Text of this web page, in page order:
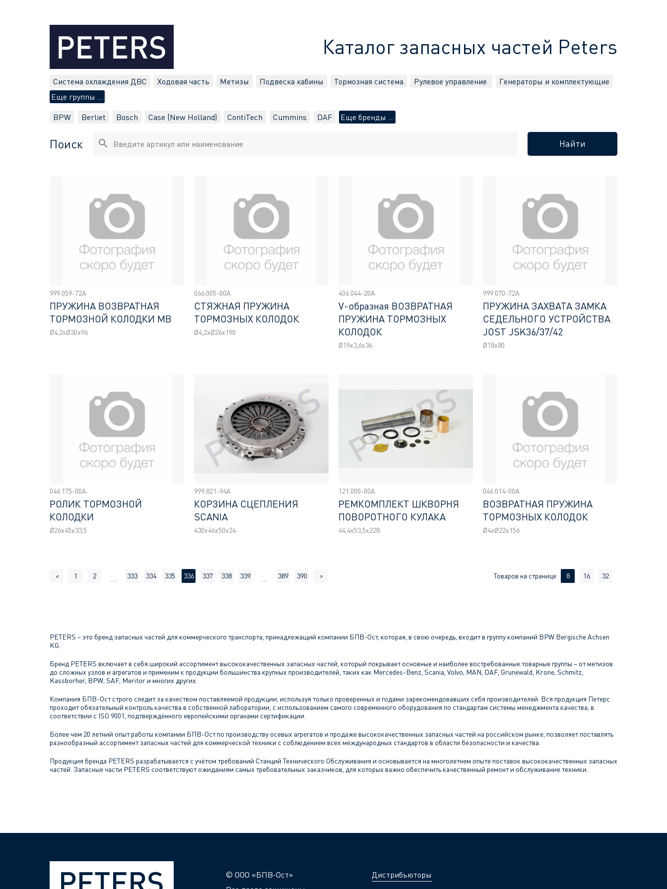
Каталог запасных частей Peters
Система охлаждения ДВС Ходовая часть Метизы Подвеска кабины Тормозная система Рулевое управление
Генераторы и комплектующие
Еще группы ...
BPW Berliet Bosch Case (New Holland) ContiTech Cummins DAF Еще бренды ...
Поиск Найти
999.059-72A
ПРУЖИНА ВОЗВРАТНАЯ
ТОРМОЗНОЙ КОЛОДКИ МВ
Ø4,2хØ30x96
066.005-00A
СТЯЖНАЯ ПРУЖИНА
ТОРМОЗНЫХ КОЛОДОК
Ø4,2xØ26x190
406.044-20A
V-образная ВОЗВРАТНАЯ
ПРУЖИНА ТОРМОЗНЫХ
КОЛОДОК
Ø19х3,6x36
999.070-72A
ПРУЖИНА ЗАХВАТА ЗАМКА
СЕДЕЛЬНОГО УСТРОЙСТВА
JOST JSK36/37/42
Ø18x80
046.175-00A
РОЛИК ТОРМОЗНОЙ
КОЛОДКИ
Ø26x45x33,5
999.821-94A
КОРЗИНА СЦЕПЛЕНИЯ
SCANIA
430x46x50x24
121.000-00A
РЕМКОМПЛЕКТ ШКВОРНЯ
ПОВОРОТНОГО КУЛАКА
44,4x53,5x228
046.014-00A
ВОЗВРАТНАЯ ПРУЖИНА
ТОРМОЗНЫХ КОЛОДОК
Ø4хØ22x156
< 1 2 333 334 335 336 337 338 339 389 390 > Товаров на странице 8 16 32
PETERS – это бренд запасных частей для коммерческого транспорта, принадлежащий компании БПВ-Ост, которая, в свою очередь, входит в группу компаний BPW Bergische Achsen
KG.
Бренд PETERS включает в себя широкий ассортимент высококачественных запасных частей, который покрывает основные и наиболее востребованные товарные группы – от метизов
до сложных узлов и агрегатов и применим к продукции большинства крупных производителей, таких как Mercedes-Benz, Scania, Volvo, MAN, DAF, Grunewald, Krone, Schmitz,
Kassborher, BPW, SAF, Meritor и многих других.
Компания БПВ-Ост строго следит за качеством поставляемой продукции, используя только проверенных и годами зарекомендовавших себя производителей. Вся продукция Петерс
проходит обязательный контроль качества в собственной лаборатории, с использованием самого современного оборудования по стандартам системы менеджмента качества, в
соответствии с ISO 9001, подтверждённого европейскими органами сертификации.
Более чем 20 летний опыт работы компании БПВ-Ост по производству осевых агрегатов и продаже высококачественных запасных частей на российском рынке, позволяет поставлять
разнообразный ассортимент запасных частей для коммерческой техники с соблюдением всех международных стандартов в области безопасности и качества.
Продукция бренда PETERS разрабатывается с учётом требований Станций Технического Обслуживания и основывается на многолетнем опыте поставок высококачественных запасных
частей. Запасные части PETERS соответствуют ожиданиям самых требовательных заказчиков, для которых важно обеспечить качественный ремонт и обслуживание техники.
© ООО «БПВ-Ост»
Дистрибьюторы